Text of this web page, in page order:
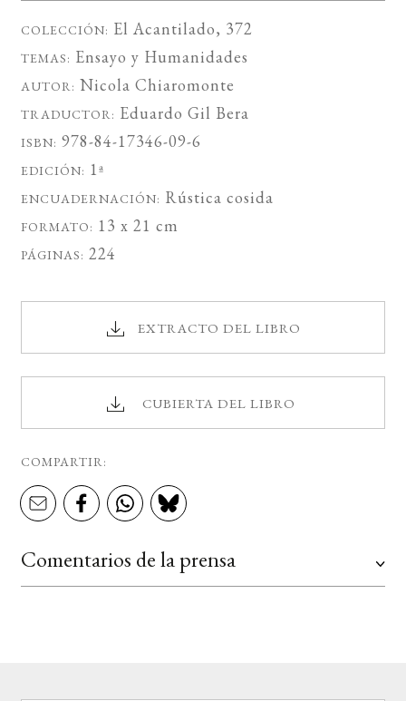
COLECCIÓN: El Acantilado, 372
TEMAS: Ensayo y Humanidades
AUTOR: Nicola Chiaromonte
TRADUCTOR: Eduardo Gil Bera
ISBN: 978-84-17346-09-6
EDICIÓN: 1ª
ENCUADERNACIÓN: Rústica cosida
FORMATO: 13 x 21 cm
PÁGINAS: 224
EXTRACTO DEL LIBRO
CUBIERTA DEL LIBRO
COMPARTIR:
Comentarios de la prensa